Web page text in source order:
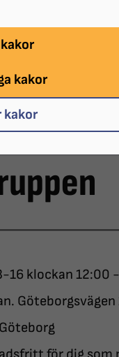
kakor
kakor
16 klockan 12:00
Göteborgsvägen